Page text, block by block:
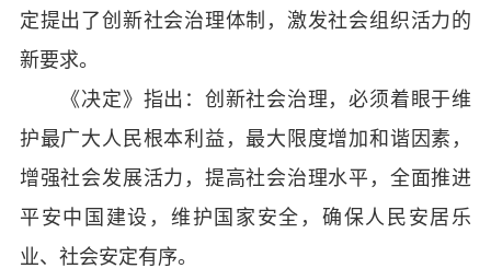
定提出了创新社会治理体制，激发社会组织活力的
新要求。
《决定》指出：创新社会治理，必须着眼于维
护最广大人民根本利益，最大限度增加和谐因素，
增强社会发展活力，提高社会治理水平，全面推进
平安中国建设，维护国家安全，确保人民安居乐
业、社会安定有序。